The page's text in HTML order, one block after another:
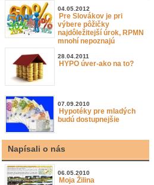
04.05.2012
Pre Slovákov je pri
výbere pôžičky
najdôležitejší úrok, RPMN
mnohí nepoznajú
28.04.2011
HYPO úver-ako na to?
07.09.2010
Hypotéky pre mladých
budú dostupnejšie
Napísali o nás
06.05.2010
Moja Žilina